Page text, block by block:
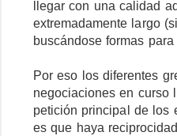
llegar con una calidad
extremadamente largo
buscándose formas para
Por eso los diferentes
negociaciones en curso
petición principal de los
es que haya